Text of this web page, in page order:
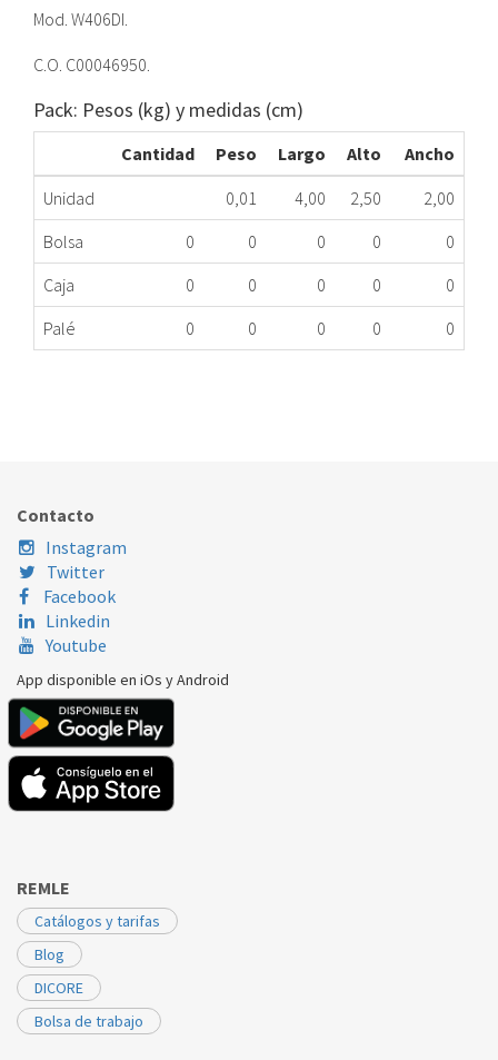
Mod. W406DI.
C.O. C00046950.
Pack: Pesos (kg) y medidas (cm)
Cantidad Peso Largo Alto
Ancho
Unidad
0,01 4,00 2,50
2,00
Bolsa
0 0 0 0
0
Caja
0 0 0 0
0
Palé
0 0 0 0 0
Contacto
Instagram
Twitter
Facebook
Linkedin
Youtube
App disponible en iOs y Android
REMLE
Catálogos y tarifas
Blog
DICORE
Bolsa de trabajo